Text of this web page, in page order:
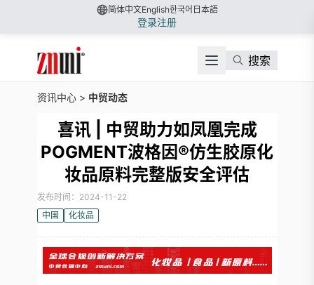
简体中文English한국어 日本語
登录注册
搜索
资讯中心 > 中贸动态
喜讯 | 中贸助力如凤凰完成
POGMENT波格因®仿生胶原化
妆品原料完整版安全评估
发布时间：2024-11-22
中国
化妆品